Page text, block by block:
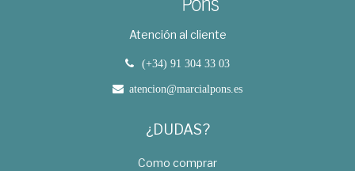
Atención al cliente
(+34) 91 304 33 03
atencion@marcialpons.es
¿DUDAS?
Como comprar